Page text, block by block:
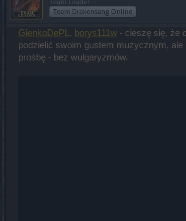
Team Drakensang Online
GienkoDePL , borys111w - cieszę się, że
podzielić swoim gustem muzycznym, ale
prośbę - bez wulgaryzmów.